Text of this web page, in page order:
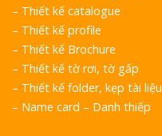
– Thiết kế catalogue
– Thiết kế profile
– Thiết kế Brochure
– Thiết kế tờ rơi, tờ gấp
– Thiết kế folder, kẹp tài liệu
– Name card – Danh thiếp